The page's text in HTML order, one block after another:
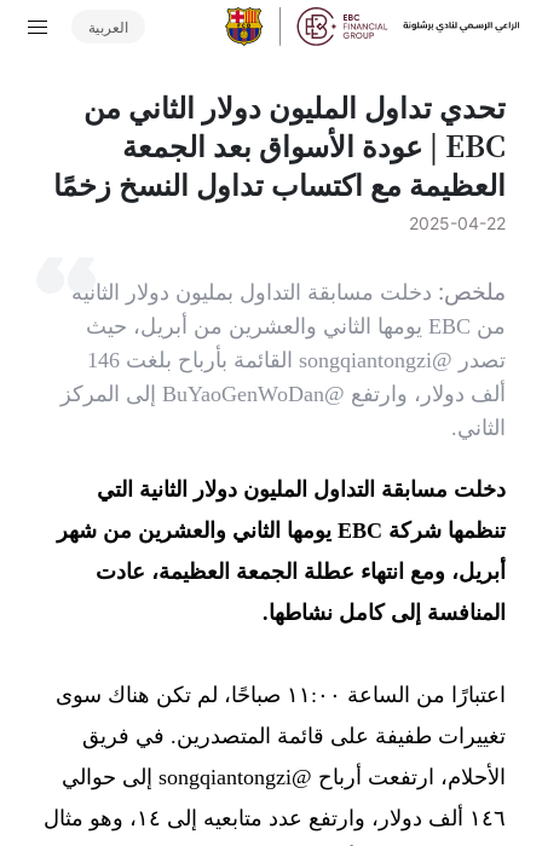
العربية
تحدي تداول المليون دولار الثاني من
EBC | عودة الأسواق بعد الجمعة
العظيمة مع اكتساب تداول النسخ زخمًا
2025-04-22
ملخص: دخلت مسابقة التداول بمليون دولار الثانية
من EBC يومها الثاني والعشرين من أبريل، حيث
تصدر @songqiantongzi القائمة بأرباح بلغت 146
ألف دولار، وارتفع @BuYaoGenWoDan إلى المركز
الثاني.
دخلت مسابقة التداول المليون دولار الثانية التي
تنظمها شركة EBC يومها الثاني والعشرين من شهر
أبريل، ومع انتهاء عطلة الجمعة العظيمة، عادت
المنافسة إلى كامل نشاطها.
اعتبارًا من الساعة ١١:٠٠ صباحًا، لم تكن هناك سوى
تغييرات طفيفة على قائمة المتصدرين. في فريق
الأحلام، ارتفعت أرباح @songqiantongzi إلى حوالي
١٤٦ ألف دولار، وارتفع عدد متابعيه إلى ١٤، وهو مثال